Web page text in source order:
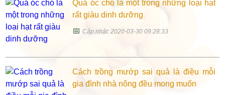
Quả óc chó là một trong những loại hạt
rất giàu dinh dưỡng
📅Cập nhật: 2020-03-30 09:28:33
Cách trồng mướp sai quả là điều mỗi
gia đình nhà nông đều mong muốn